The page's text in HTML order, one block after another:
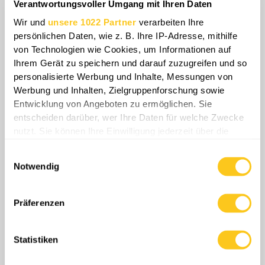
Verantwortungsvoller Umgang mit Ihren Daten
Wir und unsere 1022 Partner verarbeiten Ihre
persönlichen Daten, wie z. B. Ihre IP-Adresse, mithilfe
von Technologien wie Cookies, um Informationen auf
Ihrem Gerät zu speichern und darauf zuzugreifen und so
personalisierte Werbung und Inhalte, Messungen von
Werbung und Inhalten, Zielgruppenforschung sowie
Entwicklung von Angeboten zu ermöglichen. Sie
entscheiden darüber, wer Ihre Daten für welche Zwecke
nutzt. Sie können Ihre Einwilligung jederzeit über die
Informationen über Ihre geografische Lage
erfassen, welche bis auf einige Meter genau sein
Ihr Gerät durch aktives Scannen nach
Notwendig
Präferenzen
Statistiken
Angriffen nutzt, sondern auch als
Startplattform für Operationen gegen die
Ukraine.
Dies stellt Kiew vor ein schwieriges
strategisches Dilemma, da die ukrainischen